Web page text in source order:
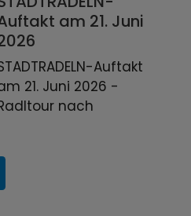
am 21. Juni
Auftakt
21. Juni 2026 -
nach